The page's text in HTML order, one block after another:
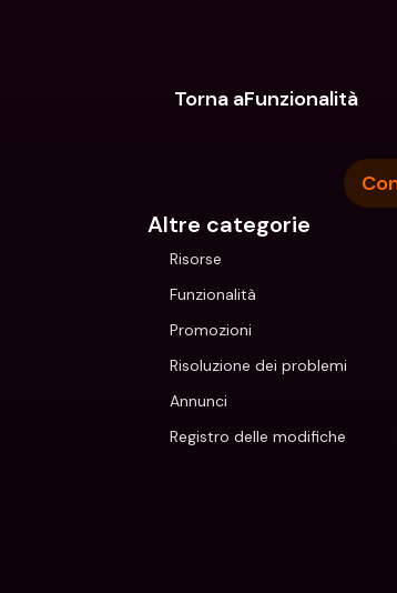
Torna aFunzionalità
Altre categorie
Risorse
Funzionalità
Promozioni
Risoluzione dei problemi
Annunci
Registro delle modifiche